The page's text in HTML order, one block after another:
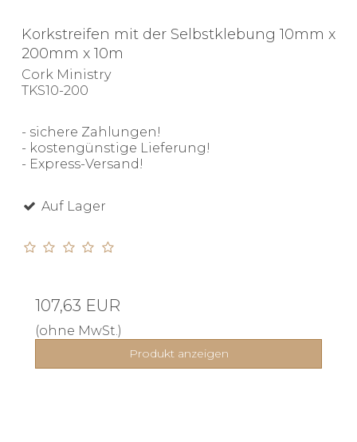
Korkstreifen mit der Selbstklebung 10mm x
200mm x 10m
Cork Ministry
TKS10-200
- sichere Zahlungen!
- kostengünstige Lieferung!
- Express-Versand!
Auf Lager
107,63 EUR
(ohne MwSt.)
Produkt anzeigen